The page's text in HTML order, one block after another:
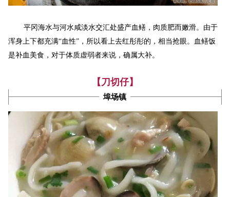
平冈海水与河水咸淡水交汇处盛产血鳝，肉质肥而嫩滑。由于
浑身上下都充满“血性”，所以看上去红彤彤的，相当抢眼。血鳝饭
是补血美食， 对于体质虚弱者来说，确属大补。
【刀切仔】
埠场镇